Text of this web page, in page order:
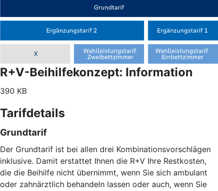
R+V-Beihilfekonzept: Information
390 KB
Tarifdetails
Grundtarif
Der Grundtarif ist bei allen drei Kombinationsvorschlägen
inklusive. Damit erstattet Ihnen die R+V Ihre Restkosten,
die die Beihilfe nicht übernimmt, wenn Sie sich ambulant
oder zahnärztlich behandeln lassen oder auch, wenn Sie